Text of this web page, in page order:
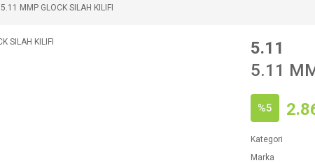
5.11 MMP GLOCK SILAH KILIFI
5.11
5.11
%5
Kategori
Marka